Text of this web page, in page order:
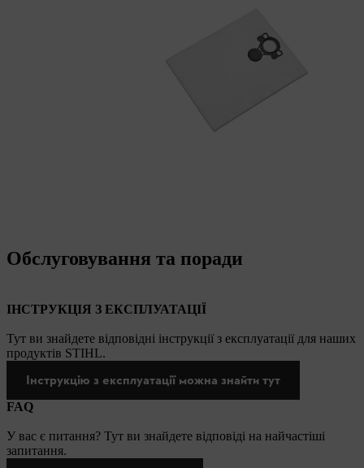
Обслуговування та поради
ІНСТРУКЦІЯ З ЕКСПЛУАТАЦІЇ
Тут ви знайдете відповідні інструкції з експлуатації для наших
продуктів STIHL.
Інструкцію з експлуатації можна знайти тут
FAQ
У вас є питання? Тут ви знайдете відповіді на найчастіші
запитання.